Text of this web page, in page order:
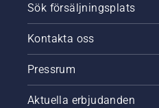
Sök försäljningsplats
Kontakta oss
Pressrum
Aktuella erbjudanden